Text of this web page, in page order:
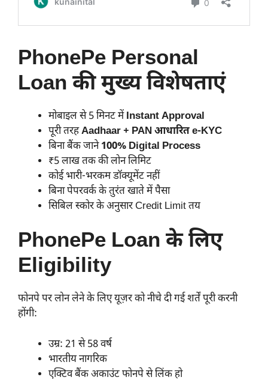
PhonePe Personal
Loan की मुख्य विशेषताएं
मोबाइल से 5 मिनट मेंInstant Approval
पूरी तरहAadhaar + PAN आधारित e-KYC
बिना बैंक जाने100% Digital Process
₹5 लाख तक की लोन लिमिट
कोई भारी-भरकम डॉक्यूमेंट नहीं
बिना पेपरवर्क के तुरंत खाते में पैसा
सिबिल स्कोर के अनुसार Credit Limit तय
PhonePe Loan के लिए
Eligibility
फोनपे पर लोन लेने के लिए यूज़र को नीचे दी गई शर्तें पूरी करनी
होंगी:
उम्र: 21 से 58 वर्ष
भारतीय नागरिक
एक्टिव बैंक अकाउंट फोनपे से लिंक हो